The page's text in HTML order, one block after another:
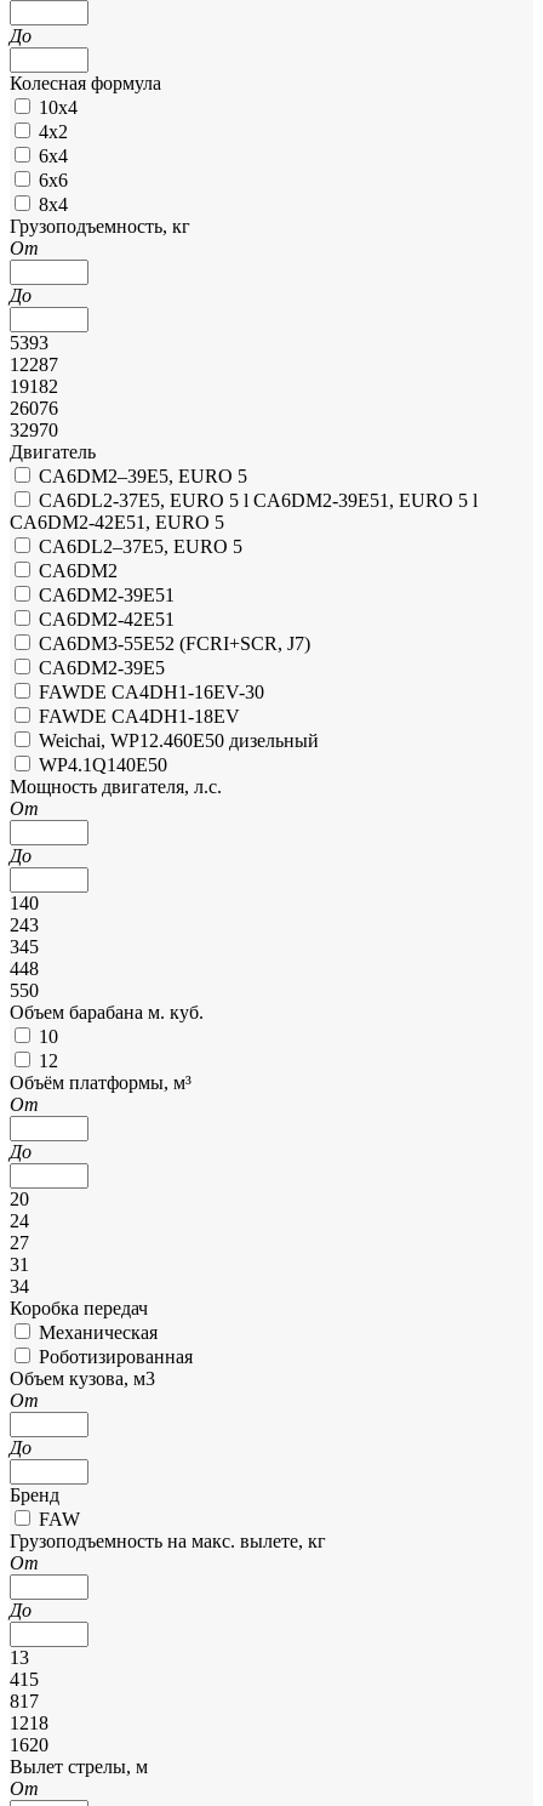
До
Колесная формула
10х4
4х2
6х4
6х6
8х4
Грузоподъемность, кг
От
До
5393
12287
19182
26076
32970
Двигатель
CA6DM2–39E5, EURO 5
CA6DL2-37E5, EURO 5 l CA6DM2-39E51, EURO 5 l
CA6DM2-42E51, EURO 5
CA6DL2–37E5, EURO 5
CA6DM2
CA6DM2-39E51
CA6DM2-42E51
CA6DM3-55E52 (FCRI+SCR, J7)
CA6DМ2-39E5
FAWDE CA4DH1-16EV-30
FAWDE CA4DH1-18EV
Weichai, WP12.460E50 дизельный
WP4.1Q140E50
Мощность двигателя, л.с.
От
До
140
243
345
448
550
Объем барабана м. куб.
10
12
Объём платформы, м³
От
До
20
24
27
31
34
Коробка передач
Механическая
Роботизированная
Объем кузова, м3
От
До
Бренд
FAW
Грузоподъемность на макс. вылете, кг
От
До
13
415
817
1218
1620
Вылет стрелы, м
От